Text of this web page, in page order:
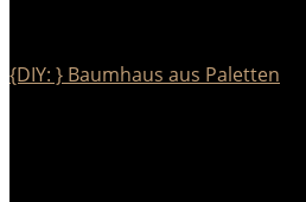
{DIY: } Baumhaus aus Paletten